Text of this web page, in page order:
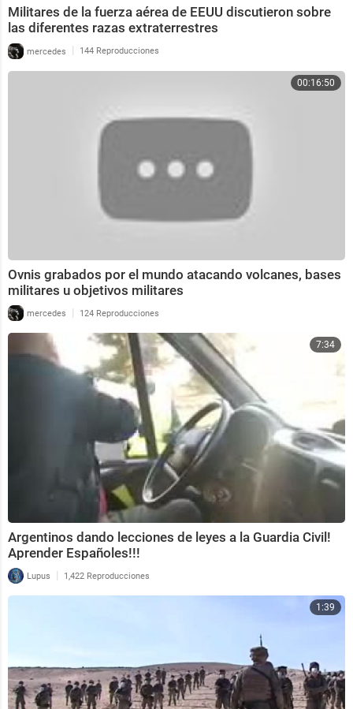
Militares de la fuerza aérea de EEUU discutieron sobre
las diferentes razas extraterrestres
mercedes | 144 Reproducciones
00:16:50
Ovnis grabados por el mundo atacando volcanes, bases
militares u objetivos militares
mercedes | 124 Reproducciones
7:34
Argentinos dando lecciones de leyes a la Guardia Civil!
Aprender Españoles!!!
Lupus | 1,422 Reproducciones
1:39